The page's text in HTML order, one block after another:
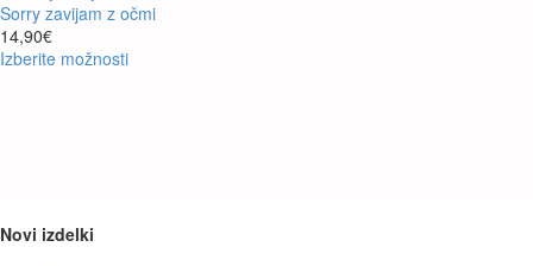
Sorry zavijam z očmi
14,90€
Izberite možnostiTa
Novi izdelki